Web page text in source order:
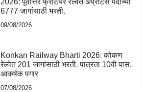
6777 जागांसाठी भरती.
09/08/2026
Konkan Railway Bharti 2026: कोकण
रेल्वेत 201 जागांसाठी भरती, पात्रता 10वी पास.
आकर्षक पगार
07/08/2026